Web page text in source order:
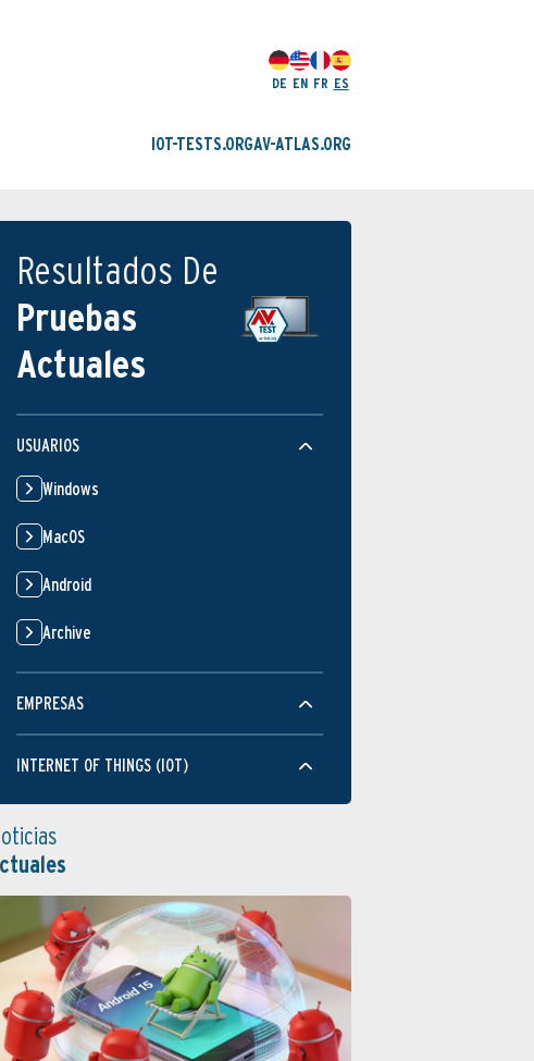
DE EN FR ES
IOT-TESTS.ORGAV-ATLAS.ORG
Resultados De
Pruebas
Actuales
USUARIOS
Windows
MacOS
Android
Archive
EMPRESAS
INTERNET OF THINGS (IOT)